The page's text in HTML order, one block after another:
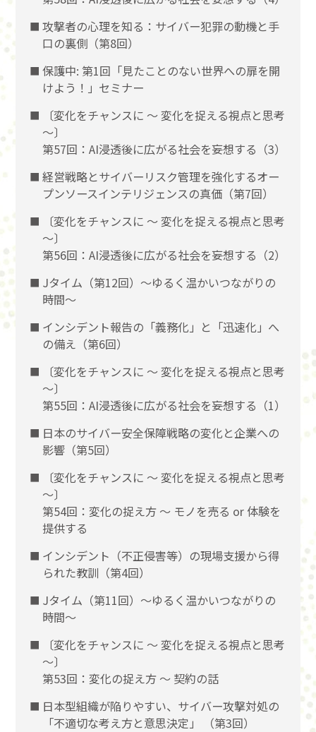
攻撃者の心理を知る：サイバー犯罪の動機と手
口の裏側（第8回）
保護中: 第1回「見たことのない世界への扉を開
けよう！」セミナー
〔変化をチャンスに 〜 変化を捉える視点と思考
〜〕
第57回：AI浸透後に広がる社会を妄想する（3）
経営戦略とサイバーリスク管理を強化するオー
プンソースインテリジェンスの真価（第7回）
〔変化をチャンスに 〜 変化を捉える視点と思考
〜〕
第56回：AI浸透後に広がる社会を妄想する（2）
Jタイム（第12回）～ゆるく温かいつながりの
時間～
インシデント報告の「義務化」と「迅速化」へ
の備え（第6回）
〔変化をチャンスに 〜 変化を捉える視点と思考
〜〕
第55回：AI浸透後に広がる社会を妄想する（1）
日本のサイバー安全保障戦略の変化と企業への
影響（第5回）
〔変化をチャンスに 〜 変化を捉える視点と思考
〜〕
第54回：変化の捉え方 〜 モノを売る or 体験を
提供する
インシデント（不正侵害等）の現場支援から得
られた教訓（第4回）
Jタイム（第11回）～ゆるく温かいつながりの
時間～
〔変化をチャンスに 〜 変化を捉える視点と思考
〜〕
第53回：変化の捉え方 〜 契約の話
日本型組織が陥りやすい、サイバー攻撃対処の
「不適切な考え方と意思決定」 （第3回）